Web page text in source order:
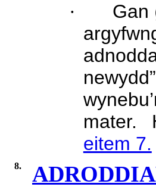
·
Gan
mater.
eitem 7.
8.